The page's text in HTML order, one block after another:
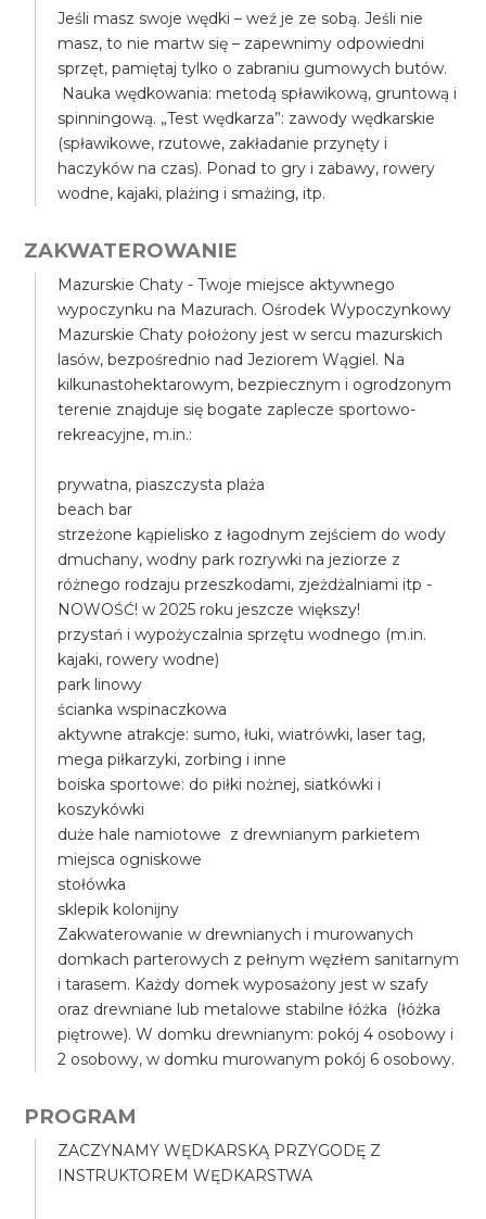
Jeśli masz swoje wędki – weź je ze sobą. Jeśli nie
masz, to nie martw się – zapewnimy odpowiedni
sprzęt, pamiętaj tylko o zabraniu gumowych butów.
Nauka wędkowania: metodą spławikową, gruntową i
spinningową. „Test wędkarza”: zawody wędkarskie
(spławikowe, rzutowe, zakładanie przynęty i
haczyków na czas). Ponad to gry i zabawy, rowery
wodne, kajaki, plażing i smażing, itp.
ZAKWATEROWANIE
Mazurskie Chaty - Twoje miejsce aktywnego
wypoczynku na Mazurach. Ośrodek Wypoczynkowy
Mazurskie Chaty położony jest w sercu mazurskich
lasów, bezpośrednio nad Jeziorem Wągiel. Na
kilkunastohektarowym, bezpiecznym i ogrodzonym
terenie znajduje się bogate zaplecze sportowo-
rekreacyjne, m.in.:
prywatna, piaszczysta plaża
beach bar
strzeżone kąpielisko z łagodnym zejściem do wody
dmuchany, wodny park rozrywki na jeziorze z
różnego rodzaju przeszkodami, zjeżdżalniami itp -
NOWOŚĆ! w 2025 roku jeszcze większy!
przystań i wypożyczalnia sprzętu wodnego (m.in.
kajaki, rowery wodne)
park linowy
ścianka wspinaczkowa
aktywne atrakcje: sumo, łuki, wiatrówki, laser tag,
mega piłkarzyki, zorbing i inne
boiska sportowe: do piłki nożnej, siatkówki i
koszykówki
duże hale namiotowe z drewnianym parkietem
miejsca ogniskowe
stołówka
sklepik kolonijny
Zakwaterowanie w drewnianych i murowanych
domkach parterowych z pełnym węzłem sanitarnym
i tarasem. Każdy domek wyposażony jest w szafy
oraz drewniane lub metalowe stabilne łóżka (łóżka
piętrowe). W domku drewnianym: pokój 4 osobowy i
2 osobowy, w domku murowanym pokój 6 osobowy.
PROGRAM
ZACZYNAMY WĘDKARSKĄ PRZYGODĘ Z
INSTRUKTOREM WĘDKARSTWA